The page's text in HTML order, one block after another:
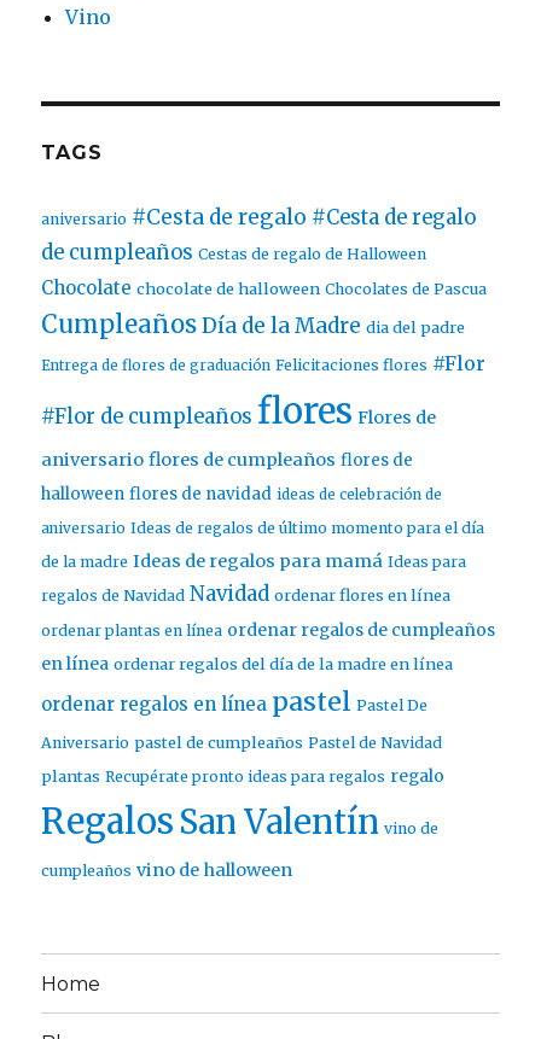
Vino
TAGS
aniversario #Cesta de regalo #Cesta de regalo
de cumpleaños Cestas de regalo de Halloween
Chocolate chocolate de halloween Chocolates de Pascua
Cumpleaños Día de la Madre dia del padre
Entrega de flores de graduación Felicitaciones flores #Flor
#Flor de cumpleaños flores Flores de
aniversario flores de cumpleaños flores de
halloween flores de navidad ideas de celebración de
aniversario Ideas de regalos de último momento para el día
de la madre Ideas de regalos para mamá Ideas para
regalos de Navidad Navidad ordenar flores en línea
ordenar plantas en línea ordenar regalos de cumpleaños
en línea ordenar regalos del día de la madre en línea
ordenar regalos en línea pastel Pastel De
Aniversario pastel de cumpleaños Pastel de Navidad
plantas Recupérate pronto ideas para regalos regalo
Regalos San Valentín vino de
cumpleaños vino de halloween
Home